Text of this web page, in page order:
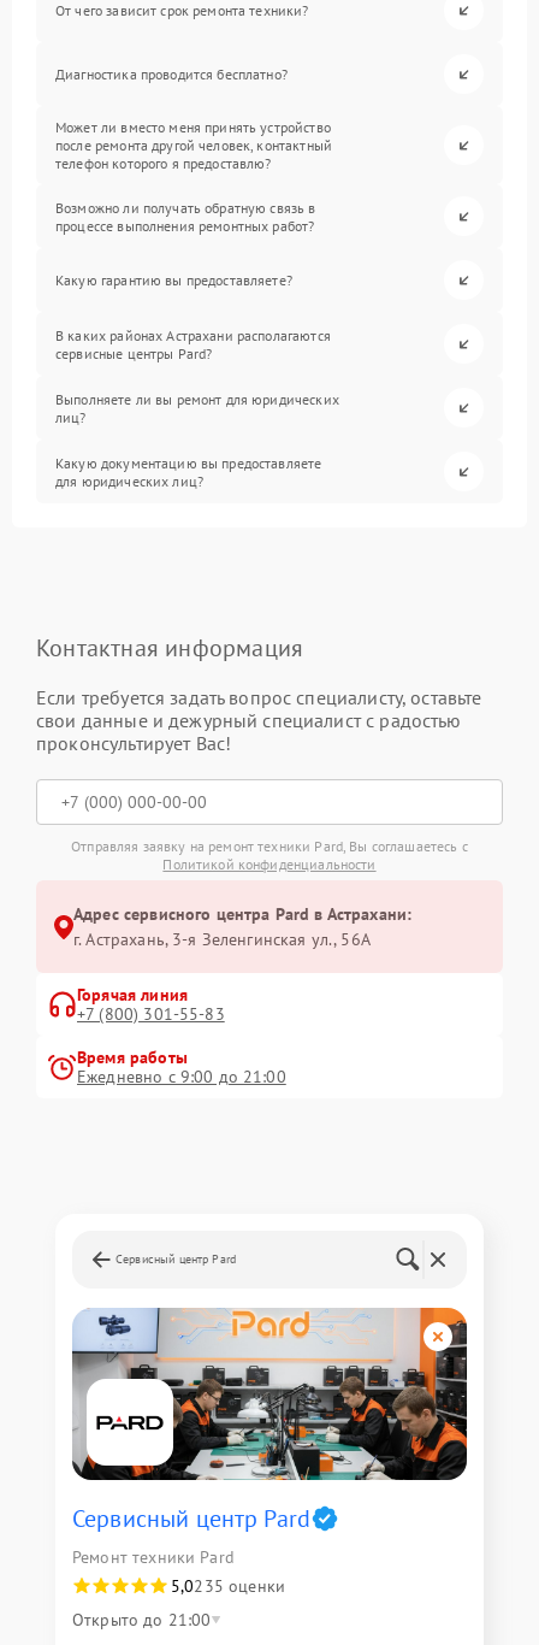
От чего зависит срок ремонта техники?
Диагностика проводится бесплатно?
Может ли вместо меня принять устройство
после ремонта другой человек, контактный
телефон которого я предоставлю?
Возможно ли получать обратную связь в
процессе выполнения ремонтных работ?
Какую гарантию вы предоставляете?
В каких районах Астрахани располагаются
сервисные центры Pard?
Выполняете ли вы ремонт для юридических
лиц?
Какую документацию вы предоставляете
для юридических лиц?
Контактная информация
Если требуется задать вопрос специалисту, оставьте
свои данные и дежурный специалист с радостью
проконсультирует Вас!
Отправляя заявку на ремонт техники Pard, Вы соглашаетесь с
Политикой конфиденциальности
Адрес сервисного центра Pard в Астрахани:
г. Астрахань, 3-я Зеленгинская ул., 56А
Горячая линия
+7 (800) 301-55-83
Время работы
Ежедневно с 9:00 до 21:00
Сервисный центр Pard
Сервисный центр Pard
Ремонт техники Pard
5,0235 оценки
Открыто до 21:00